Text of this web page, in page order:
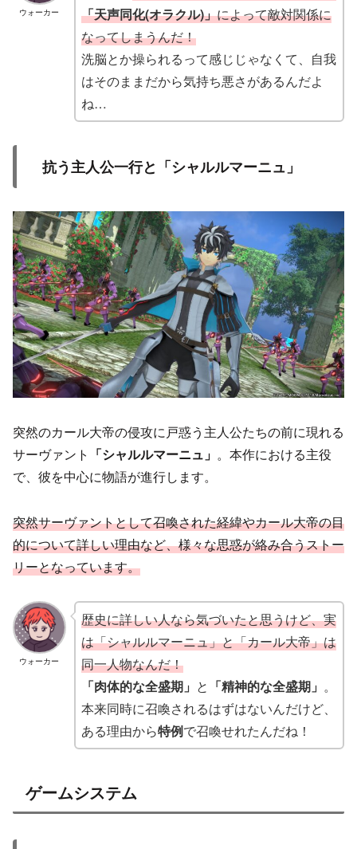
ウォーカー
「天声同化(オラクル)」によって敵対関係に
なってしまうんだ！
洗脳とか操られるって感じじゃなくて、自我
はそのままだから気持ち悪さがあるんだよ
ね…
抗う主人公一行と「シャルルマーニュ」
突然のカール大帝の侵攻に戸惑う主人公たちの前に現れる
サーヴァント 「シャルルマーニュ」 。本作における主役
で、彼を中心に物語が進行します。
突然サーヴァントとして召喚された経緯やカール大帝の目
的について詳しい理由など、様々な思惑が絡み合うストー
リーとなっています。
ウォーカー
歴史に詳しい人なら気づいたと思うけど、実
は「シャルルマーニュ」と「カール大帝」は
同一人物なんだ！
「肉体的な全盛期」 と 「精神的な全盛期」 。
本来同時に召喚されるはずはないんだけど、
ある理由から特例で召喚せれたんだね！
ゲームシステム